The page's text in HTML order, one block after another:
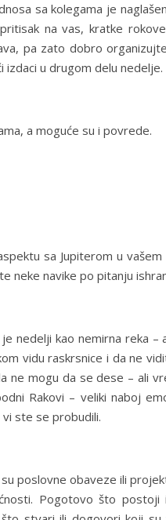
sa kolegama je
na vas, kratke
pa zato dobro
u drugom delu nedelje.
a moguće su i povrede.
sa Jupiterom u
neke navike po pitanju
nedelji kao nemirna reka –
vidu raskrsnice i da ne
ne mogu da se dese – ali
Rakovi – veliki naboj
ste se probudili.
poslovne obaveze ili
Pogotovo što